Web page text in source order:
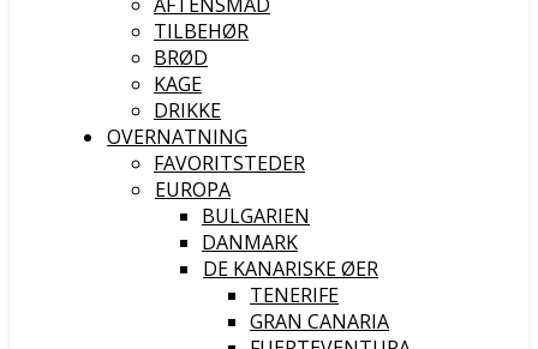
TILBEHØR
BRØD
KAGE
DRIKKE
OVERNATNING
FAVORITSTEDER
EUROPA
BULGARIEN
DANMARK
DE KANARISKE ØER
TENERIFE
GRAN CANARIA